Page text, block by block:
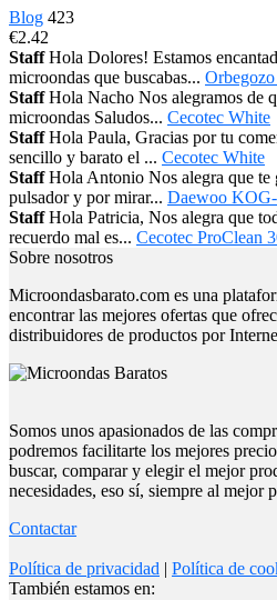
Blog 423
€2.42
StaffHola Dolores! Estamos
microondas que buscabas...
StaffHola Nacho Nos alegramos de
microondas Saludos... Cecotec White
StaffHola Paula, Gracias por tu
sencillo y barato el ... Cecotec White
StaffHola Antonio Nos alegra que te
pulsador y por mirar... Daewoo
StaffHola Patricia, Nos alegra que
recuerdo mal es... Cecotec ProClean
Sobre nosotros
Microondasbarato.com es una
encontrar las mejores ofertas que
distribuidores de productos por
Somos unos apasionados de las
podremos facilitarte los mejores
buscar, comparar y elegir el mejor
necesidades, eso sí, siempre al mejor
Contactar
Política de privacidad | Política de
También estamos en: